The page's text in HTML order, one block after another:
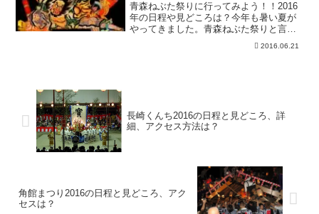
青森ねぶた祭りに行ってみよう！！2016
年の日程や見どころは？今年も暑い夏が
やってきました。青森ねぶた祭りと言え
ば、あの勇ましく豪華絢爛な山車（ねぶ
た）を思い出す人も多いと思います。ぜ
2016.06.21
長崎くんち2016の日程と見どころ、詳
細、アクセス方法は？
角館まつり2016の日程と見どころ、アク
セスは？